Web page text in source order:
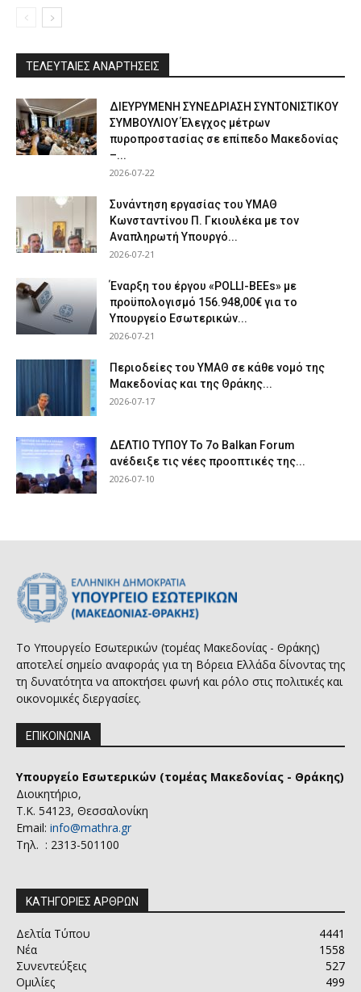
ΤΕΛΕΥΤΑΙΕΣ ΑΝΑΡΤΗΣΕΙΣ
ΔΙΕΥΡΥΜΕΝΗ ΣΥΝΕΔΡΙΑΣΗ ΣΥΝΤΟΝΙΣΤΙΚΟΥ
ΣΥΜΒΟΥΛΙΟΥ Έλεγχος μέτρων
πυροπροστασίας σε επίπεδο Μακεδονίας
–...
2026-07-22
Συνάντηση εργασίας του ΥΜΑΘ
Κωνσταντίνου Π. Γκιουλέκα με τον
Αναπληρωτή Υπουργό...
2026-07-21
Έναρξη του έργου «POLLI-BEEs» με
προϋπολογισμό 156.948,00€ για το
Υπουργείο Εσωτερικών...
2026-07-21
Περιοδείες του ΥΜΑΘ σε κάθε νομό της
Μακεδονίας και της Θράκης...
2026-07-17
ΔΕΛΤΙΟ ΤΥΠΟΥ Το 7ο Balkan Forum
ανέδειξε τις νέες προοπτικές της...
2026-07-10
Το Υπουργείο Εσωτερικών (τομέας Μακεδονίας - Θράκης)
αποτελεί σημείο αναφοράς για τη Βόρεια Ελλάδα δίνοντας της
τη δυνατότητα να αποκτήσει φωνή και ρόλο στις πολιτικές και
οικονομικές διεργασίες.
ΕΠΙΚΟΙΝΩΝΙΑ
Υπουργείο Εσωτερικών (τομέας Μακεδονίας - Θράκης)
Διοικητήριο,
Τ.Κ. 54123, Θεσσαλονίκη
Email: info@mathra.gr
Τηλ. : 2313-501100
ΚΑΤΗΓΟΡΙΕΣ ΑΡΘΡΩΝ
Δελτία Τύπου
4441
Νέα
1558
Συνεντεύξεις
527
Ομιλίες
499